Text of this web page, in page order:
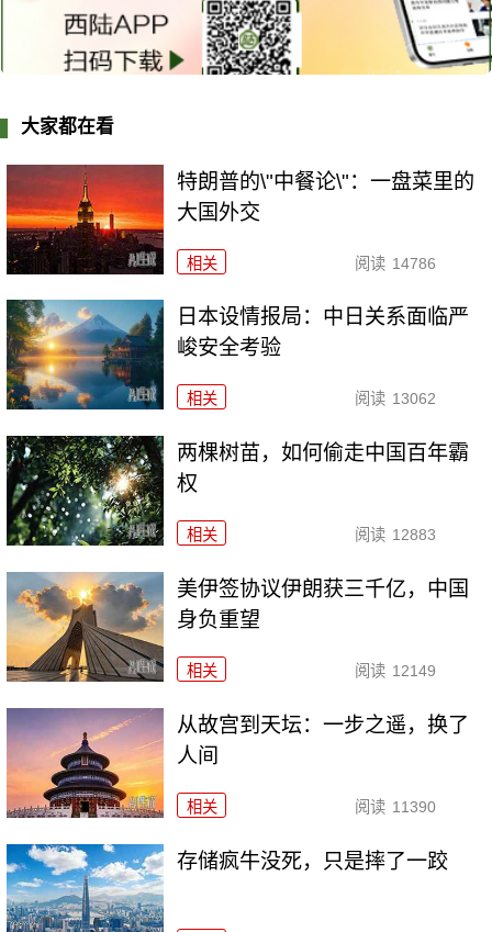
大家都在看
特朗普的\"中餐论\"：一盘菜里的
大国外交
相关 阅读 14786
日本设情报局：中日关系面临严
峻安全考验
相关 阅读 13062
两棵树苗，如何偷走中国百年霸
权
相关 阅读 12883
美伊签协议伊朗获三千亿，中国
身负重望
相关 阅读 12149
从故宫到天坛：一步之遥，换了
人间
相关 阅读 11390
存储疯牛没死，只是摔了一跤